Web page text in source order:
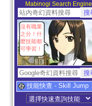
Mabinogi Search Engine
沒有職業
之分！什
麼技能都
可學習！
技能快查 - Skill Jump